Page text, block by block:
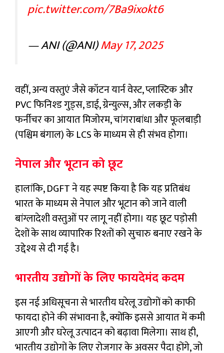
pic.twitter.com/7Ba9ixokt6
— ANI (@ANI)May 17, 2025
वहीं, अन्य वस्तुएं जैसे कॉटन यार्न वेस्ट, प्लास्टिक और
PVC फिनिश्ड गुड्स, डाई, ग्रेन्युल्स, और लकड़ी के
फर्नीचर का आयात मिजोरम, चांगराबांधा और फूलबाड़ी
(पश्चिम बंगाल) के LCS के माध्यम से ही संभव होगा।
नेपाल और भूटान को छूट
हालांकि, DGFT ने यह स्पष्ट किया है कि यह प्रतिबंध
भारत के माध्यम से नेपाल और भूटान को जाने वाली
बांग्लादेशी वस्तुओं पर लागू नहीं होगा। यह छूट पड़ोसी
देशों के साथ व्यापारिक रिश्तों को सुचारु बनाए रखने के
उद्देश्य से दी गई है।
भारतीय उद्योगों के लिए फायदेमंद कदम
इस नई अधिसूचना से भारतीय घरेलू उद्योगों को काफी
फायदा होने की संभावना है, क्योंकि इससे आयात में कमी
आएगी और घरेलू उत्पादन को बढ़ावा मिलेगा। साथ ही,
भारतीय उद्योगों के लिए रोजगार के अवसर पैदा होंगे, जो